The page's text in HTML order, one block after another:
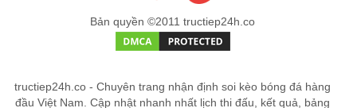
Bản quyền ©2011 tructiep24h.co
tructiep24h.co - Chuyên trang nhận định soi kèo bóng đá hàng
đầu Việt Nam. Cập nhật nhanh nhất lịch thi đấu, kết quả, bảng